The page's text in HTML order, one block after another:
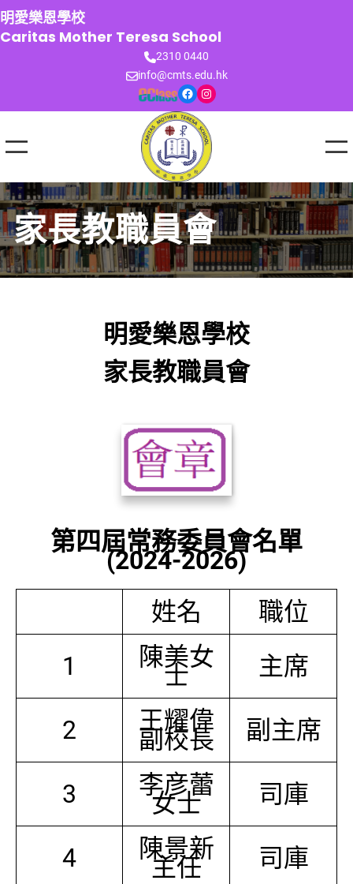
跳
至
主
明愛樂恩學校
Caritas Mother Teresa School
2310 0440
info@cmts.edu.hk
Facebook Instagram
家長教職員會
明愛樂恩學校
家長教職員會
第四屆常務委員會名單
(2024-2026)
姓名
職位
1
陳美女
士 主席
2 王耀偉
副校長 副主席
3 李彦蕾
女士 司庫
4 陳景新
主任 司庫